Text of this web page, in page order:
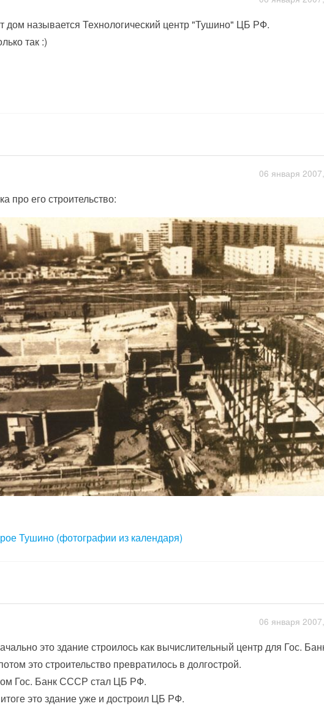
дом называется Технологический центр "Тушино" ЦБ РФ.
так :)
06 января
про его строительство:
Тушино (фотографии из календаря)
06 января
это здание строилось как вычислительный центр для Гос.
это строительство превратилось в долгострой.
Гос. Банк СССР стал ЦБ РФ.
это здание уже и достроил ЦБ РФ.